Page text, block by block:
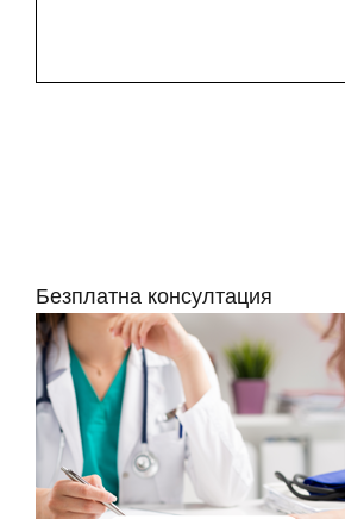
Безплатна консултация